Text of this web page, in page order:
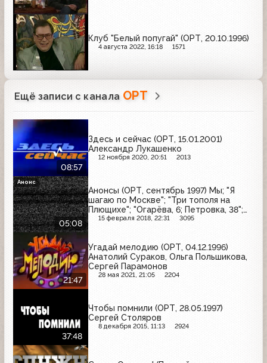
Клуб "Белый попугай" (ОРТ, 20.10.1996)
4 августа 2022, 16:18 1571
Ещё записи с канала ОРТ
08:57
Здесь и сейчас (ОРТ, 15.01.2001)
Александр Лукашенко
12 ноября 2020, 20:51 2013
05:08
Анонсы (ОРТ, сентябрь 1997) Мы; "Я
шагаю по Москве"; "Три тополя на
Плющихе"; "Огарёва, 6; Петровка, 38";
"Покровские ворота"; "Московские
15 февраля 2018, 22:31 3095
Анонс
21:47
Угадай мелодию (ОРТ, 04.12.1996)
Анатолий Сураков, Ольга Польшикова,
Сергей Парамонов
28 мая 2021, 21:05 2204
37:48
Чтобы помнили (ОРТ, 28.05.1997)
Сергей Столяров
8 декабря 2015, 11:13 2924